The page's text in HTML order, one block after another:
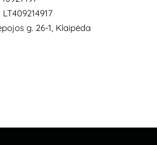
g. 26-1, Klaipėda